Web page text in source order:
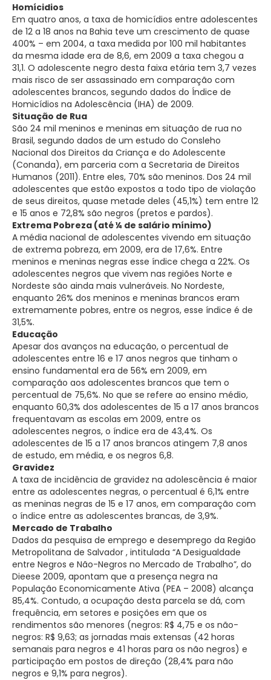
Homícidios
Em quatro anos, a taxa de homicídios entre adolescentes
de 12 a 18 anos na Bahia teve um crescimento de quase
400% – em 2004, a taxa medida por 100 mil habitantes
da mesma idade era de 8,6, em 2009 a taxa chegou a
31,1. O adolescente negro desta faixa etária tem 3,7 vezes
mais risco de ser assassinado em comparação com
adolescentes brancos, segundo dados do Índice de
Homicídios na Adolescência (IHA) de 2009.
Situação de Rua
São 24 mil meninos e meninas em situação de rua no
Brasil, segundo dados de um estudo do Consleho
Nacional dos Direitos da Criança e do Adolescente
(Conanda), em parceria com a Secretaria de Direitos
Humanos (2011). Entre eles, 70% são meninos. Dos 24 mil
adolescentes que estão expostos a todo tipo de violação
de seus direitos, quase metade deles (45,1%) tem entre 12
e 15 anos e 72,8% são negros (pretos e pardos).
Extrema Pobreza (até ¼ de salário mínimo)
A média nacional de adolescentes vivendo em situação
de extrema pobreza, em 2009, era de 17,6%. Entre
meninos e meninas negras esse índice chega a 22%. Os
adolescentes negros que vivem nas regiões Norte e
Nordeste são ainda mais vulneráveis. No Nordeste,
enquanto 26% dos meninos e meninas brancos eram
extremamente pobres, entre os negros, esse índice é de
31,5%.
Educação
Apesar dos avanços na educação, o percentual de
adolescentes entre 16 e 17 anos negros que tinham o
ensino fundamental era de 56% em 2009, em
comparação aos adolescentes brancos que tem o
percentual de 75,6%. No que se refere ao ensino médio,
enquanto 60,3% dos adolescentes de 15 a 17 anos brancos
frequentavam as escolas em 2009, entre os
adolescentes negros, o índice era de 43,4%. Os
adolescentes de 15 a 17 anos brancos atingem 7,8 anos
de estudo, em média, e os negros 6,8.
Gravidez
A taxa de incidência de gravidez na adolescência é maior
entre as adolescentes negras, o percentual é 6,1% entre
as meninas negras de 15 e 17 anos, em comparação com
o índice entre as adolescentes brancas, de 3,9%.
Mercado de Trabalho
Dados da pesquisa de emprego e desemprego da Região
Metropolitana de Salvador , intitulada “A Desigualdade
entre Negros e Não-Negros no Mercado de Trabalho”, do
Dieese 2009, apontam que a presença negra na
População Economicamente Ativa (PEA – 2008) alcança
85,4%. Contudo, a ocupação desta parcela se dá, com
frequência, em setores e posições em que os
rendimentos são menores (negros: R$ 4,75 e os não-
negros: R$ 9,63; as jornadas mais extensas (42 horas
semanais para negros e 41 horas para os não negros) e
participação em postos de direção (28,4% para não
negros e 9,1% para negros).